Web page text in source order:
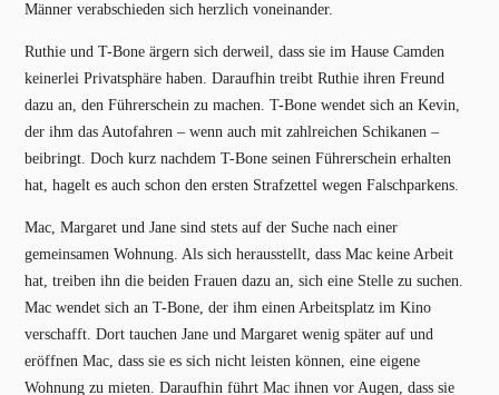
Männer verabschieden sich herzlich voneinander.
Ruthie und T-Bone ärgern sich derweil, dass sie im Hause Camden
keinerlei Privatsphäre haben. Daraufhin treibt Ruthie ihren Freund
dazu an, den Führerschein zu machen. T-Bone wendet sich an Kevin,
der ihm das Autofahren – wenn auch mit zahlreichen Schikanen –
beibringt. Doch kurz nachdem T-Bone seinen Führerschein erhalten
hat, hagelt es auch schon den ersten Strafzettel wegen Falschparkens.
Mac, Margaret und Jane sind stets auf der Suche nach einer
gemeinsamen Wohnung. Als sich herausstellt, dass Mac keine Arbeit
hat, treiben ihn die beiden Frauen dazu an, sich eine Stelle zu suchen.
Mac wendet sich an T-Bone, der ihm einen Arbeitsplatz im Kino
verschafft. Dort tauchen Jane und Margaret wenig später auf und
eröffnen Mac, dass sie es sich nicht leisten können, eine eigene
Wohnung zu mieten. Daraufhin führt Mac ihnen vor Augen, dass sie